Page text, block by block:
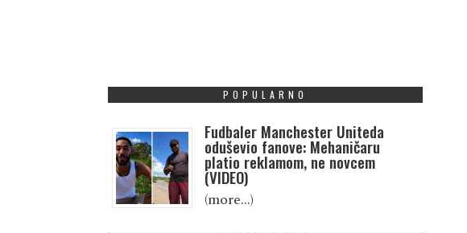
POPULARNO
Fudbaler Manchester Uniteda
oduševio fanove: Mehaničaru
platio reklamom, ne novcem
(VIDEO)
(more…)